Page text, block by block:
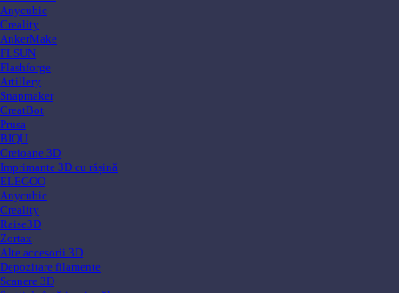
Anycubic
Creality
AnkerMake
FLSUN
Flashforge
Artillery
Snapmaker
CreatBot
Prusa
BIQU
Creioane 3D
Imprimante 3D cu rășină
ELEGOO
Anycubic
Creality
Raise3D
Zortax
Alte accesorii 3D
Depozitare filamente
Scanere 3D